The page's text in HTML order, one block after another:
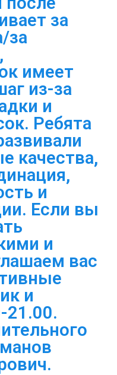
за
за
имеет
из-за
и
Ребята
качества,
и
Если вы
и
вас
и
21.00.